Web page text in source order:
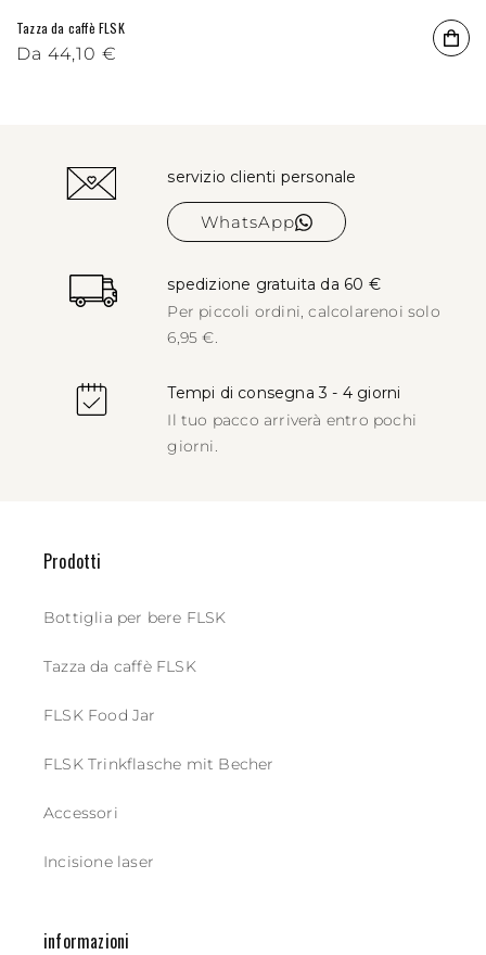
Tazza da caffè FLSK
Prezzo di listino
Da 44,10 €
servizio clienti personale
WhatsApp
spedizione gratuita da 60 €
Per piccoli ordini, calcolarenoi solo
6,95 €.
Tempi di consegna 3 - 4 giorni
Il tuo pacco arriverà entro pochi
giorni.
Prodotti
Bottiglia per bere FLSK
Tazza da caffè FLSK
FLSK Food Jar
FLSK Trinkflasche mit Becher
Accessori
Incisione laser
informazioni